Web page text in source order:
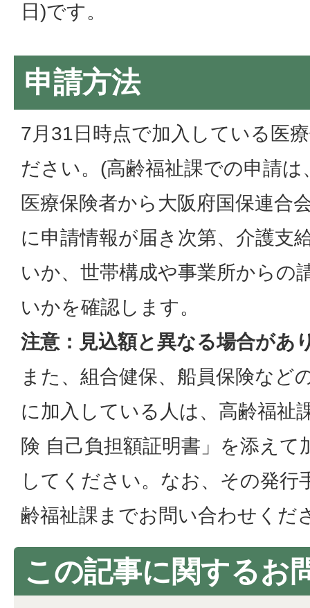
日)です。
申請方法
7月31日時点で加入している医
ださい。(高齢福祉課での申請は
医療保険者から大阪府国保連合
に申請情報が届き次第、介護支
いか、世帯構成や事業所からの
いかを確認します。
注意：見込額と異なる場合があ
また、組合健保、船員保険など
に加入している人は、高齢福祉
険 自己負担額証明書」を添えて
してください。なお、その発行
齢福祉課までお問い合わせくだ
この記事に関するお